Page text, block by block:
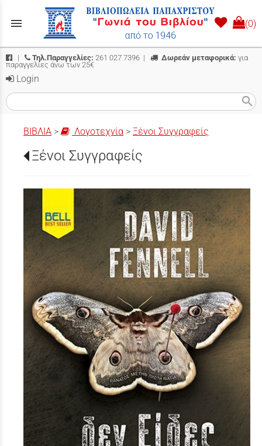
menu (0)
| Τηλ.Παραγγελίες: 261 027 7396 | Δωρεάν μεταφορικά: για
παραγγελίες άνω των 25€
Login
search
ΒΙΒΛΙΑ > Λογοτεχνία > Ξένοι Συγγραφείς
Ξένοι Συγγραφείς